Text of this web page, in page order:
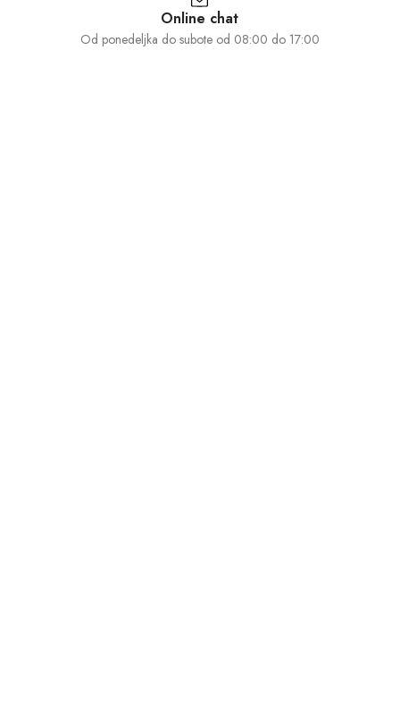
Online chat
Od ponedeljka do subote od 08:00 do 17:00